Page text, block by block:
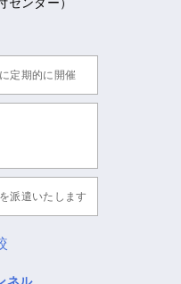
定期的に開催
派遣いたします